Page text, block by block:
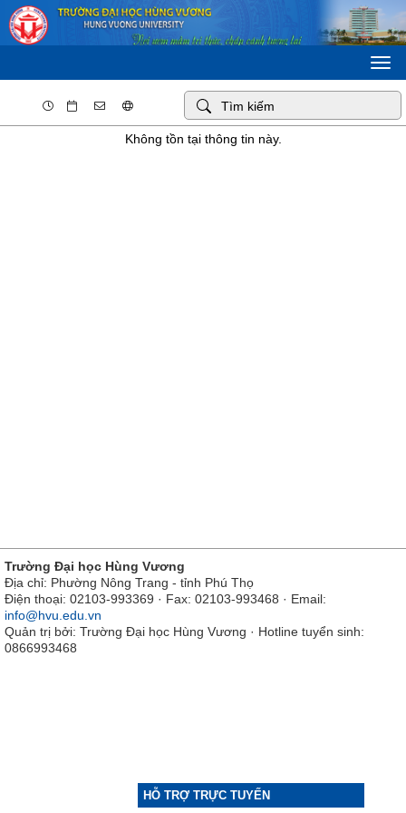
Không tồn tại thông tin này.
Trường Đại học Hùng Vương
Địa chỉ: Phường Nông Trang - tỉnh Phú Thọ
Điện thoại: 02103-993369 · Fax: 02103-993468 · Email:
info@hvu.edu.vn
Quản trị bởi: Trường Đại học Hùng Vương · Hotline tuyển sinh:
0866993468
HỖ TRỢ TRỰC TUYẾN